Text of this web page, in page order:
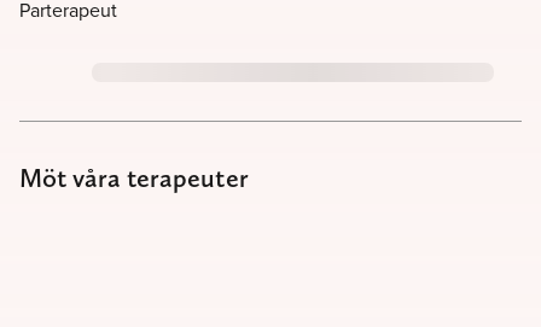
Parterapeut
Möt våra terapeuter